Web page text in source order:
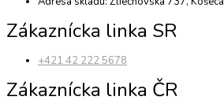
Zákaznícka linka SR
+421 42 222 5678
Zákaznícka linka ČR